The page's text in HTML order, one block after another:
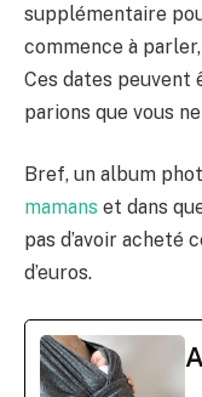
supplémentaire
commence à parler,
Ces dates
parions que vous
Bref, un album
mamans et dans
pas d’avoir acheté
d’euros.